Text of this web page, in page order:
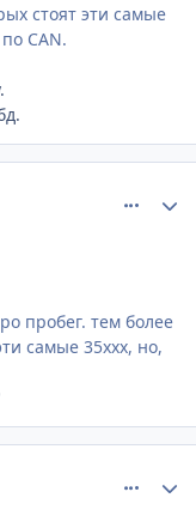
стоят эти самые
CAN.
пробег. тем более
самые 35xxx, но,